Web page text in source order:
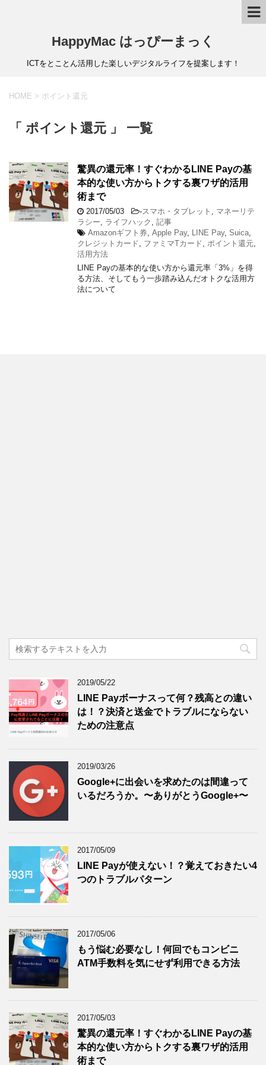
HappyMac はっぴーまっく
ICTをとことん活用した楽しいデジタルライフを提案します！
HOME > ポイント還元
「 ポイント還元 」 一覧
驚異の還元率！すぐわかるLINE Payの基
本的な使い方からトクする裏ワザ的活用
術まで
2017/05/03 -スマホ・タブレット
マネーリテ
ラシー
ライフハック
記事
Amazonギフト券 Apple Pay, LINE Pay, Suica
クレジットカード
ファミマTカード ポイント還元
活用方法
LINE Payの基本的な使い方から還元率「3%」を得
る方法、そしてもう一歩踏み込んだオトクな活用方
法について
2019/05/22
LINE Payボーナスって何？残高との違い
は！？決済と送金でトラブルにならない
ための注意点
2019/03/26
Google+に出会いを求めたのは間違って
いるだろうか。〜ありがとうGoogle+〜
2017/05/09
LINE Payが使えない！？覚えておきたい4
つのトラブルパターン
2017/05/06
もう悩む必要なし！何回でもコンビニ
ATM手数料を気にせず利用できる方法
2017/05/03
驚異の還元率！すぐわかるLINE Payの基
本的な使い方からトクする裏ワザ的活用
術まで